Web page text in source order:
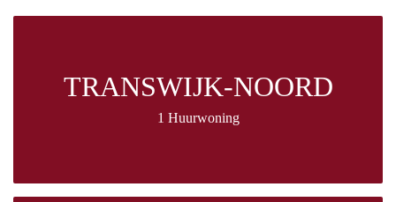
TRANSWIJK-NOORD
1 Huurwoning